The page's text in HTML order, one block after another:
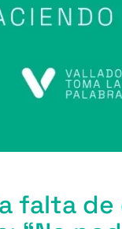
falta